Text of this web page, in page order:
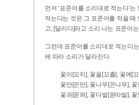
먼저 ‘표준어를 소리대로 적는다’
적는다는 것은 그 표준어를 적을 때 발음에 따라 적는다는 뜻이
고, [달리다]라고 소리 나는 표준어는
그런데 표준어를 소리대로 적는다
에 따라 소리가 달라진다.
꽃이[꼬치], 꽃을[꼬츨], 꽃에[
꽃만[꼰만], 꽃나무[꼰나무],
꽃과[꼳꽈], 꽃다발[꼳따발], 꽃